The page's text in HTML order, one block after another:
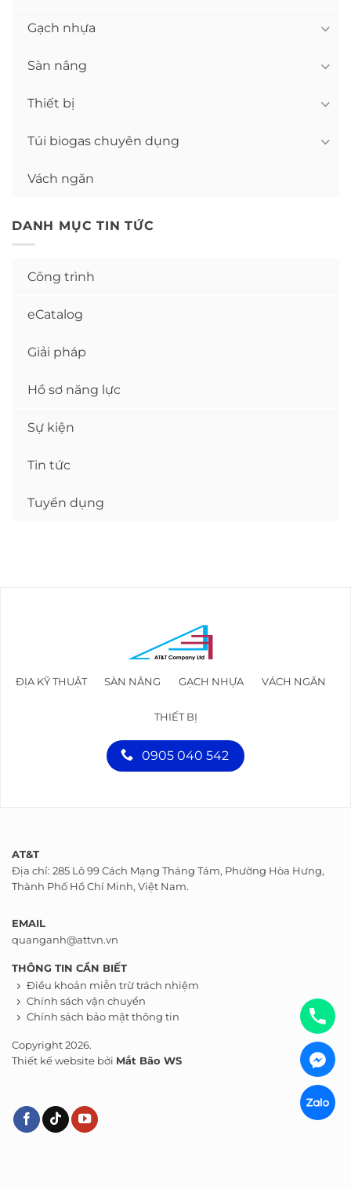
Gạch nhựa
Sàn nâng
Thiết bị
Túi biogas chuyên dụng
Vách ngăn
DANH MỤC TIN TỨC
Công trình
eCatalog
Giải pháp
Hồ sơ năng lực
Sự kiện
Tin tức
Tuyển dụng
ĐỊA KỸ THUẬT SÀN NÂNG GẠCH NHỰA VÁCH NGĂN
THIẾT BỊ
0905 040 542
AT&T
Địa chỉ: 285 Lô 99 Cách Mạng Tháng Tám, Phường Hòa Hưng,
Thành Phố Hồ Chí Minh, Việt Nam.
EMAIL
quanganh@attvn.vn
THÔNG TIN CẦN BIẾT
Điều khoản miễn trừ trách nhiệm
Chính sách vận chuyển
Chính sách bảo mật thông tin
Copyright 2026.
Thiết kế website bởi Mắt Bão WS